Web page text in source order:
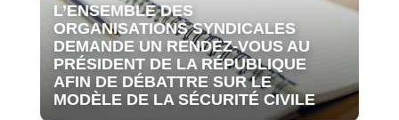
L’ENSEMBLE DES
ORGANISATIONS SYNDICALES
DEMANDE UN RENDEZ-VOUS AU
PRÉSIDENT DE LA RÉPUBLIQUE
AFIN DE DÉBATTRE SUR LE
MODÈLE DE LA SÉCURITÉ CIVILE